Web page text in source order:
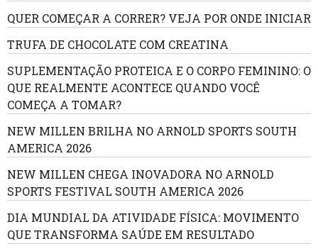
QUER COMEÇAR A CORRER? VEJA POR ONDE INICIAR
TRUFA DE CHOCOLATE COM CREATINA
SUPLEMENTAÇÃO PROTEICA E O CORPO FEMININO: O
QUE REALMENTE ACONTECE QUANDO VOCÊ
COMEÇA A TOMAR?
NEW MILLEN BRILHA NO ARNOLD SPORTS SOUTH
AMERICA 2026
NEW MILLEN CHEGA INOVADORA NO ARNOLD
SPORTS FESTIVAL SOUTH AMERICA 2026
DIA MUNDIAL DA ATIVIDADE FÍSICA: MOVIMENTO
QUE TRANSFORMA SAÚDE EM RESULTADO